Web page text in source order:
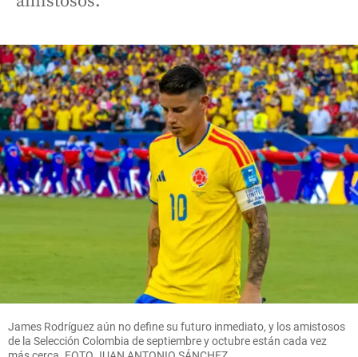
James Rodríguez aún no define su futuro inmediato, y los amistosos
de la Selección Colombia de septiembre y octubre están cada vez